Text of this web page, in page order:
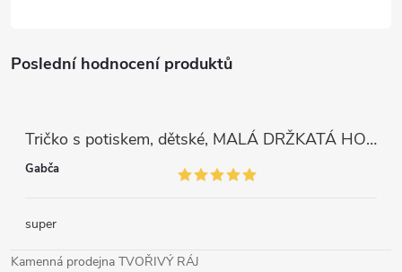
Poslední hodnocení produktů
Tričko s potiskem, dětské, MALÁ DRŽKATÁ HOLKA, 1 ks
Gabča
super
Kamenná prodejna TVOŘIVÝ RÁJ